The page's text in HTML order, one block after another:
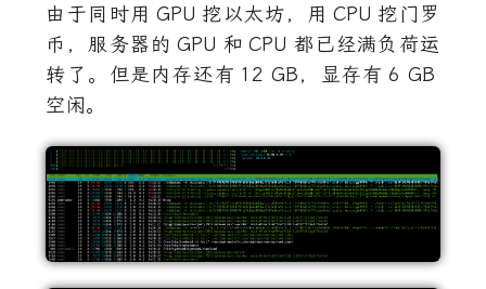
由于同时用 GPU 挖以太坊，用 CPU 挖门罗
币，服务器的 GPU 和 CPU 都已经满负荷运
转了。但是内存还有 12 GB，显存有 6 GB
空闲。